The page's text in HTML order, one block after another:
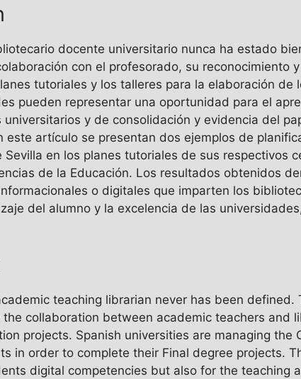
docente universitario nunca ha estado
con el profesorado, su reconocimiento
tutoriales y los talleres para la elaboración
pueden representar una oportunidad para el
universitarios y de consolidación y evidencia del
este artículo se presentan dos ejemplos de
Sevilla en los planes tutoriales de sus respectivos
de la Educación. Los resultados obtenidos
o digitales que imparten los
del alumno y la excelencia de las
teaching librarian never has been
collaboration between academic teachers and
projects. Spanish universities are managing
in order to complete their Final degree projects.
digital competencies but also for the teaching